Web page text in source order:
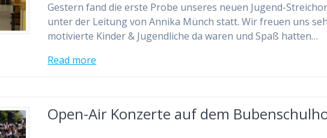
Gestern fand die erste Probe unseres neuen Jugend-
unter der Leitung von Annika Münch statt. Wir freuen uns
motivierte Kinder & Jugendliche da waren und Spaß hatten…
Read more
Open-Air Konzerte auf dem